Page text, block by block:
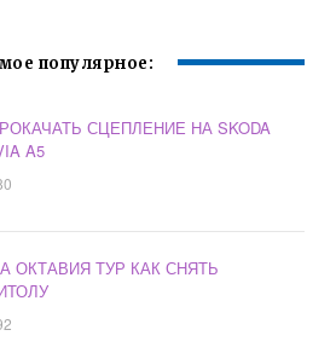
популярное:
СЦЕПЛЕНИЕ НА SKODA
A5
ОКТАВИЯ ТУР КАК СНЯТЬ